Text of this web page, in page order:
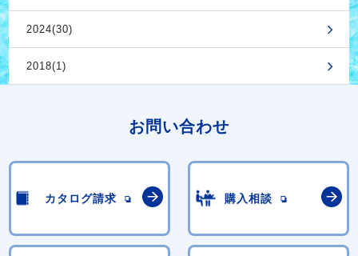
2024(30)
2018(1)
お問い合わせ
カタログ請求 購入相談